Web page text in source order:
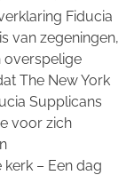
Fiducia
van zegeningen,
overspelige
The New York
Supplicans
voor zich
– Een dag